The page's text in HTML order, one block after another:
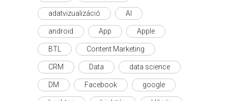
adatvizualizáció AI
android App Apple
BTL Content Marketing
CRM Data data science
DM Facebook google